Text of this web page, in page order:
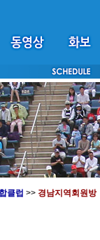
클럽 >> 경남지역회원방